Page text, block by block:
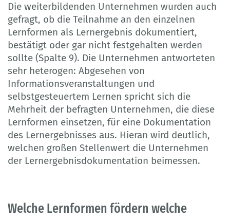
Die weiterbildenden Unternehmen wurden auch
gefragt, ob die Teilnahme an den einzelnen
Lernformen als Lernergebnis dokumentiert,
bestätigt oder gar nicht festgehalten werden
sollte (Spalte 9). Die Unternehmen antworteten
sehr heterogen: Abgesehen von
Informationsveranstaltungen und
selbstgesteuertem Lernen spricht sich die
Mehrheit der befragten Unternehmen, die diese
Lernformen einsetzen, für eine Dokumentation
des Lernergebnisses aus. Hieran wird deutlich,
welchen großen Stellenwert die Unternehmen
der Lernergebnisdokumentation beimessen.
Welche Lernformen fördern welche